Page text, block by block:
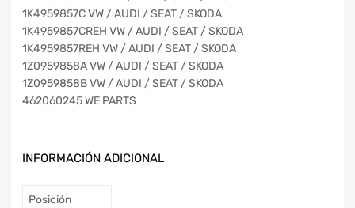
1K4959857C VW / AUDI / SEAT / SKODA
1K4959857CREH VW / AUDI / SEAT / SKODA
1K4959857REH VW / AUDI / SEAT / SKODA
1Z0959858A VW / AUDI / SEAT / SKODA
1Z0959858B VW / AUDI / SEAT / SKODA
462060245 WE PARTS
INFORMACIÓN ADICIONAL
Posición